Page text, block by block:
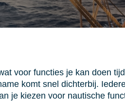
voor functies je kan doen
komt snel dichterbij.
je kiezen voor nautische